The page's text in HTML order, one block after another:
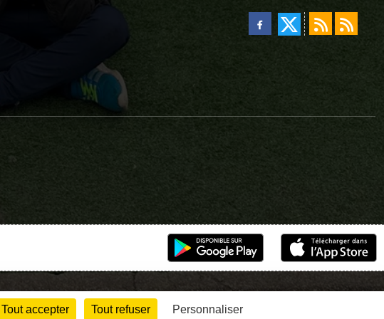
Tout accepter Tout refuser Personnaliser